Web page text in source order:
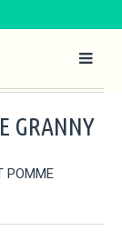
GRANNY
POMME